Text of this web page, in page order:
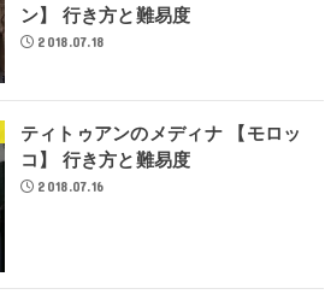
ン】 行き方と難易度
2018.07.18
ティトゥアンのメディナ 【モロッ
コ】 行き方と難易度
2018.07.16